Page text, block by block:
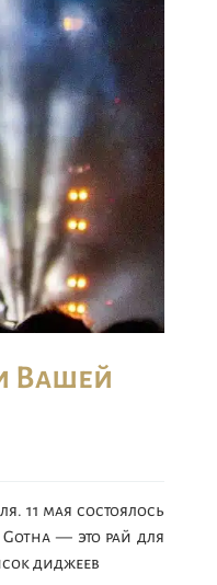
Вашей
11 мая состоялось
Gotha — это рай для
диджеев